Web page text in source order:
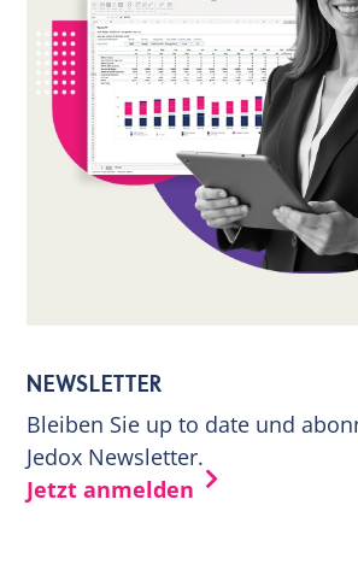
NEWSLETTER
Bleiben Sie up to date und
Jedox Newsletter.
Jetzt anmelden